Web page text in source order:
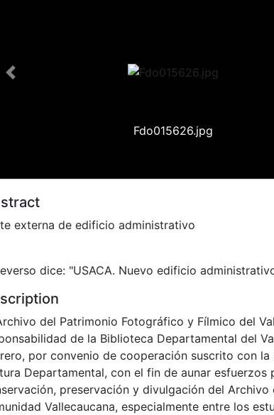
Fdo015626.jpg
Previous
externa de edificio administrativo
dice: "USACA. Nuevo edificio
del Patrimonio Fotográfico y Fílmico del
de la Biblioteca Departamental del
por convenio de cooperación suscrito con la
Departamental, con el fin de aunar esfuerzos
preservación y divulgación del Archivo
Vallecaucana, especialmente entre los